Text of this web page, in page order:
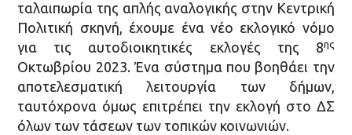
ταλαιπωρία της απλής αναλογικής στην Κεντρική
Πολιτική σκηνή, έχουμε ένα νέο εκλογικό νόμο
για τις αυτοδιοικητικές εκλογές της 8ης
Οκτωβρίου 2023. Ένα σύστημα που βοηθάει την
αποτελεσματική λειτουργία των δήμων,
ταυτόχρονα όμως επιτρέπει την εκλογή στο ΔΣ
όλων των τάσεων των τοπικών κοινωνιών.